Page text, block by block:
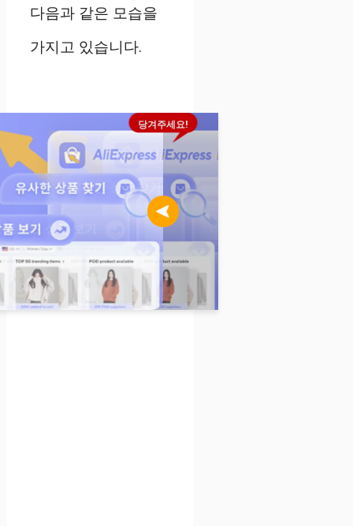
다음과 같은 모습을
가지고 있습니다.
당겨주세요!